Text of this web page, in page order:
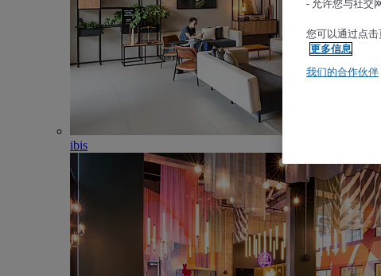
ibis
- 允许您与社交
您可以通过点击
更多信息
我们的合作伙伴